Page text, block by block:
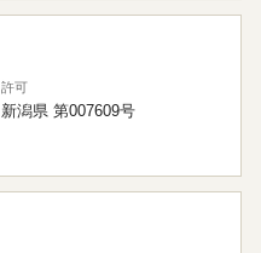
許可
新潟県 第007609号